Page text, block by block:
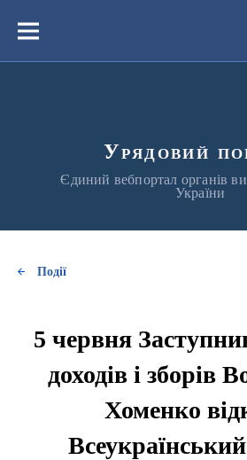
вмістуМеню
Урядовий
Єдиний вебпортал органів
України
Події
5 червня
доходів і зборів
Хоменко